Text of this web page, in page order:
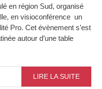
en région Sud, organisé
en visioconférence un
Pro. Cet évènement s’est
autour d’une table
LIRE LA SUITE